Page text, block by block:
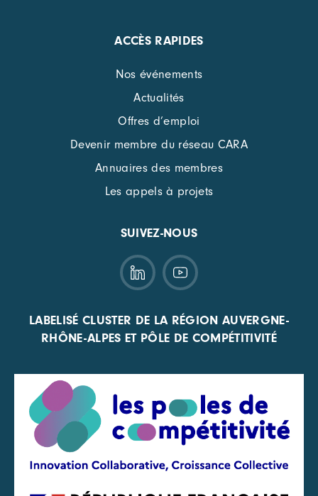
ACCÈS RAPIDES
Nos événements
Actualités
Offres d’emploi
Devenir membre du réseau CARA
Annuaires des membres
Les appels à projets
SUIVEZ-NOUS
LABELISÉ CLUSTER DE LA RÉGION AUVERGNE-
RHÔNE-ALPES ET PÔLE DE COMPÉTITIVITÉ